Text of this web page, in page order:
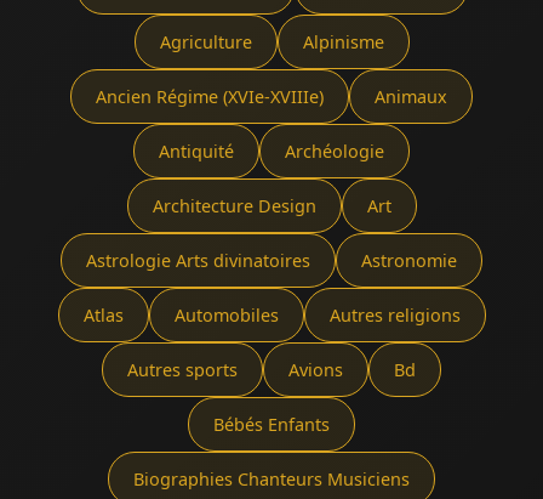
Agriculture Alpinisme
Ancien Régime (XVIe-XVIIIe) Animaux
Antiquité Archéologie
Architecture Design Art
Astrologie Arts divinatoires Astronomie
Atlas Automobiles Autres religions
Autres sports Avions Bd
Bébés Enfants
Biographies Chanteurs Musiciens